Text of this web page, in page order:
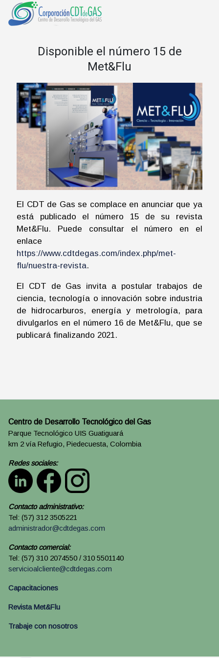
Disponible el número 15 de
Met&Flu
El CDT de Gas se complace en anunciar que ya
está publicado el número 15 de su revista
Met&Flu. Puede consultar el número en el
enlace
https://www.cdtdegas.com/index.php/met-
flu/nuestra-revista.
El CDT de Gas invita a postular trabajos de
ciencia, tecnología o innovación sobre industria
de hidrocarburos, energía y metrología, para
divulgarlos en el número 16 de Met&Flu, que se
publicará finalizando 2021.
Centro de Desarrollo Tecnológico del Gas
Parque Tecnológico UIS Guatiguará
km 2 vía Refugio, Piedecuesta, Colombia
Redes sociales:
Contacto administrativo:
Tel: (57) 312 3505221
administrador@cdtdegas.com
Contacto comercial:
Tel: (57) 310 2074550 / 310 5501140
servicioalcliente@cdtdegas.com
Capacitaciones
Revista Met&Flu
Trabaje con nosotros